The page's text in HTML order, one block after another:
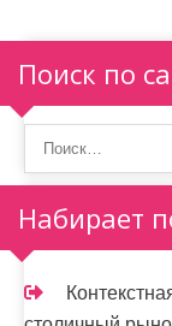
я
п
о
з
а
п
и
Поиск по
Набирает